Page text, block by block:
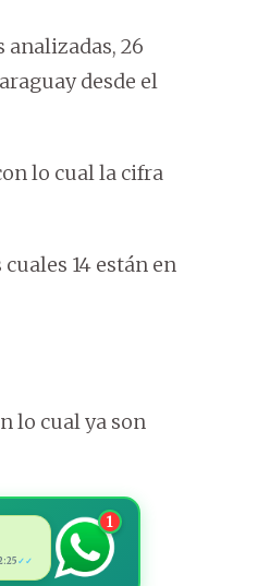
analizadas, 26
desde el
lo cual la cifra
14 están en
lo cual ya son
✓✓
1